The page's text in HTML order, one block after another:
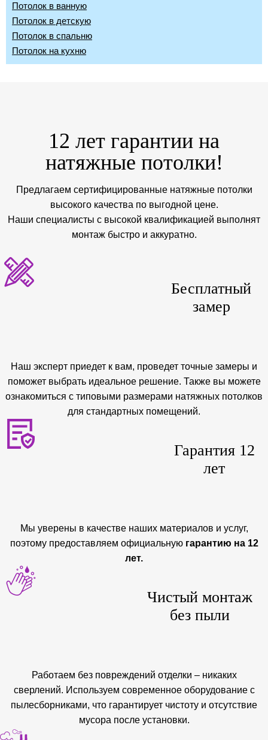
Потолок в ванную
Потолок в детскую
Потолок в спальню
Потолок на кухню
12 лет гарантии на
натяжные потолки!
Предлагаем сертифицированные натяжные потолки
высокого качества по выгодной цене.
Наши специалисты с высокой квалификацией выполнят
монтаж быстро и аккуратно.
Бесплатный
замер
Наш эксперт приедет к вам, проведет точные замеры и
поможет выбрать идеальное решение. Также вы можете
ознакомиться с типовыми размерами натяжных потолков
для стандартных помещений.
Гарантия 12
лет
Мы уверены в качестве наших материалов и услуг,
поэтому предоставляем официальную гарантию на 12
лет.
Чистый монтаж
без пыли
Работаем без повреждений отделки – никаких
сверлений. Используем современное оборудование с
пылесборниками, что гарантирует чистоту и отсутствие
мусора после установки.